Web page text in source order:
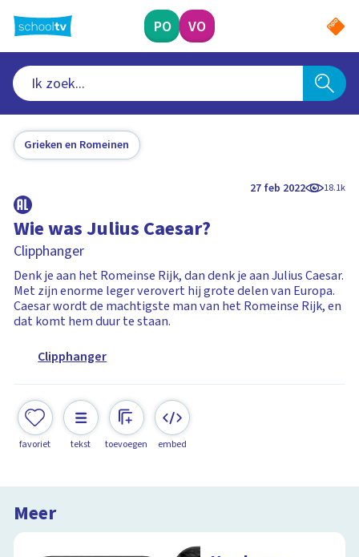
naar
hoofdinhoud
PO VO
Grieken en Romeinen
27 feb 2022 18.1k
Wie was Julius Caesar?
Clipphanger
Denk je aan het Romeinse Rijk, dan denk je aan Julius Caesar.
Met zijn enorme leger verovert hij grote delen van Europa.
Caesar wordt de machtigste man van het Romeinse Rijk, en
dat komt hem duur te staan.
Clipphanger
favoriet tekst toevoegen embed
Meer